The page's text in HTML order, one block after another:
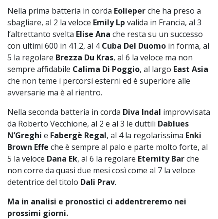
Nella prima batteria in corda Eolieperche ha preso a
sbagliare, al 2 la veloce Emily Lp valida in Francia, al 3
l’altrettanto svelta Elise Ana che resta su un successo
con ultimi 600 in 41.2, al 4Cuba Del Duomo in forma, al
5 la regolare Brezza Du Kras, al 6 la veloce ma non
sempre affidabile Calima Di Poggio, al largo East Asia
che non teme i percorsi esterni ed è superiore alle
avversarie ma è al rientro.
Nella seconda batteria in corda Diva Indal improvvisata
da Roberto Vecchione, al 2 e al 3 le duttili Dablues
N’Greghi e Fabergè Regal, al 4 la regolarissima Enki
Brown Effe che è sempre al palo e parte molto forte, al
5 la veloce Dana Ek, al 6 la regolare Eternity Barche
non corre da quasi due mesi così come al 7 la veloce
detentrice del titolo Dali Prav.
Ma in analisi e pronostici ci addentreremo nei
prossimi giorni.